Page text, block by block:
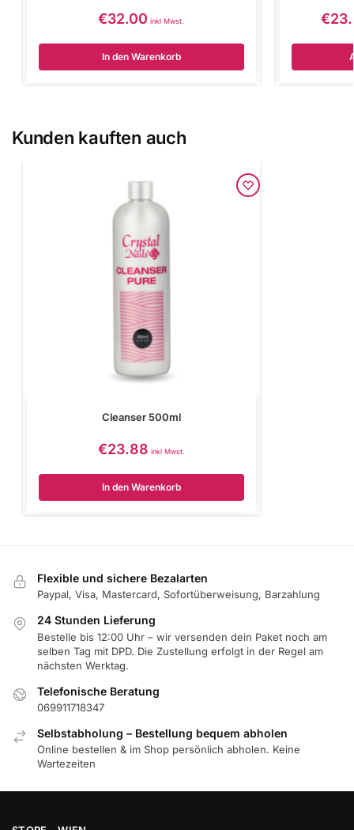
€32.00 inkl Mwst.
In den Warenkorb
€
Kunden kauften auch
Cleanser 500ml
€23.88 inkl Mwst.
In den Warenkorb
Flexible und sichere Bezalarten
Paypal, Visa, Mastercard, Sofortüberweisung, Barzahlung
24 Stunden Lieferung
Bestelle bis 12:00 Uhr – wir versenden dein Paket noch am
selben Tag mit DPD. Die Zustellung erfolgt in der Regel am
nächsten Werktag.
Telefonische Beratung
069911718347
Selbstabholung – Bestellung bequem abholen
Online bestellen & im Shop persönlich abholen. Keine
Wartezeiten